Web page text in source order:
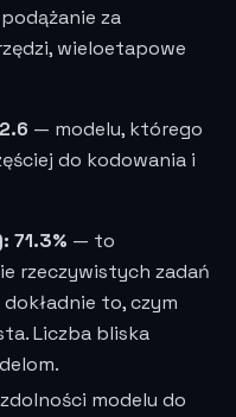
za
wieloetapowe
— modelu, którego
do kodowania i
71.3% — to
rzeczywistych zadań
to, czym
Liczba bliska
modelu do